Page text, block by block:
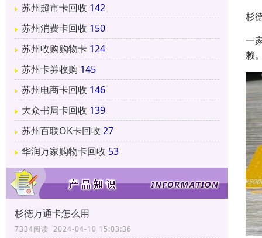
苏州超市卡回收 142
苏州消费卡回收 150
苏州收购购物卡 124
苏州卡券收购 145
苏州电商卡回收 146
大众书局卡回收 139
苏州百联OK卡回收 27
华润万家购物卡回收 53
杉德万通卡怎么用
7334阅读 2024-04-10 15:03:36
杉
一
赖